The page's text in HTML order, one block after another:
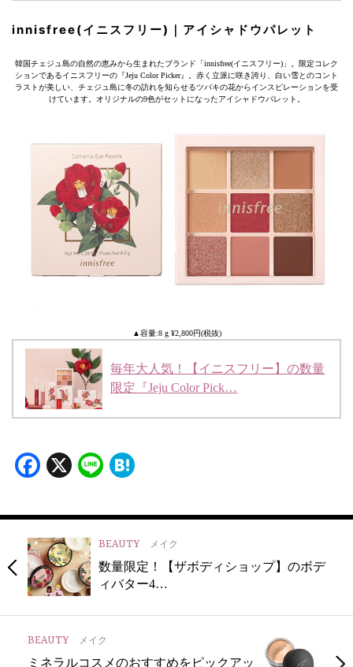
innisfree(イニスフリー)｜アイシャドウパレット
韓国チェジュ島の自然の恵みから生まれたブランド「innisfree(イニスフリー)」。限定コレク
ションであるイニスフリーの『Jeju Color Picker』。赤く立派に咲き誇り、白い雪とのコント
ラストが美しい、チェジュ島に冬の訪れを知らせるツバキの花からインスピレーションを受
けています。オリジナルの9色がセットになったアイシャドウパレット。
▲容量:8 g ¥2,800円(税抜)
毎年大人気！【イニスフリー】の数量
限定『Jeju Color Pick…
Facebook
X Line
BEAUTY メイク
数量限定！【ザボディショップ】のボデ
ィバター4…
BEAUTY メイク
ミネラルコスメのおすすめをピックアッ